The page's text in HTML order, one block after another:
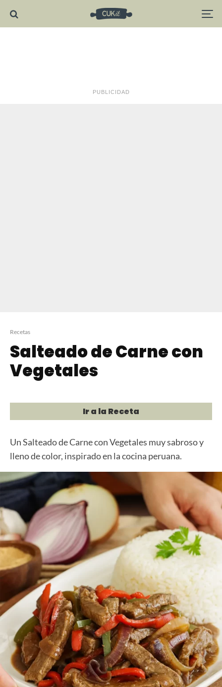
PUBLICIDAD
Recetas
Salteado de Carne con
Vegetales
Ir a la Receta
Un Salteado de Carne con Vegetales muy sabroso y
lleno de color, inspirado en la cocina peruana.